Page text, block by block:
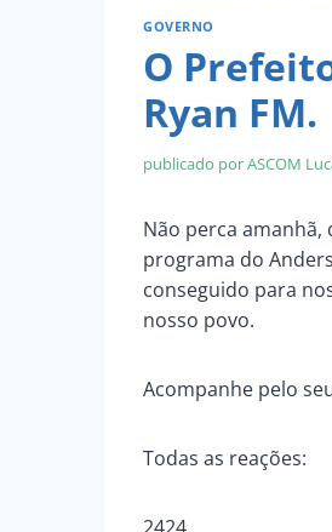
GOVERNO
O
Ryan FM.
publicado por ASCOM
Não perca
programa do
conseguido para
nosso povo.
Acompanhe pelo
Todas as reações: